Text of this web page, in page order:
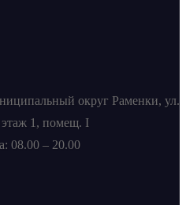
округ Раменки, ул.
1, помещ. I
08.00 – 20.00